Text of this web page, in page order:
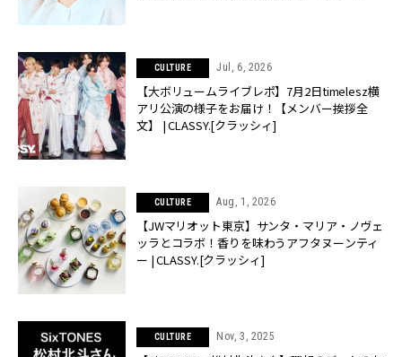
CULTURE Jul, 6, 2026
【大ボリュームライブレポ】7月2日timelesz横
アリ公演の様子をお届け！【メンバー挨拶全
文】 | CLASSY.[クラッシィ]
CULTURE Aug, 1, 2026
【JWマリオット東京】サンタ・マリア・ノヴェ
ッラとコラボ！香りを味わうアフタヌーンティ
ー | CLASSY.[クラッシィ]
CULTURE Nov, 3, 2025